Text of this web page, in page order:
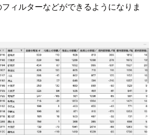
ィルターなどができるようになりま